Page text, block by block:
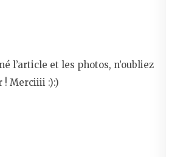
l’article et les photos, n’oubliez
! Merciiii :):)